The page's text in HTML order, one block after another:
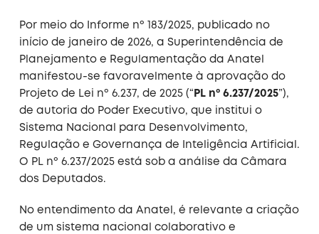
Por meio do Informe nº 183/2025, publicado no
início de janeiro de 2026, a Superintendência de
Planejamento e Regulamentação da Anatel
manifestou-se favoravelmente à aprovação do
Projeto de Lei nº 6.237, de 2025 (“ PL nº 6.237/2025”),
de autoria do Poder Executivo, que institui o
Sistema Nacional para Desenvolvimento,
Regulação e Governança de Inteligência Artificial.
O PL nº 6.237/2025 está sob a análise da Câmara
dos Deputados.
No entendimento da Anatel, é relevante a criação
de um sistema nacional colaborativo e